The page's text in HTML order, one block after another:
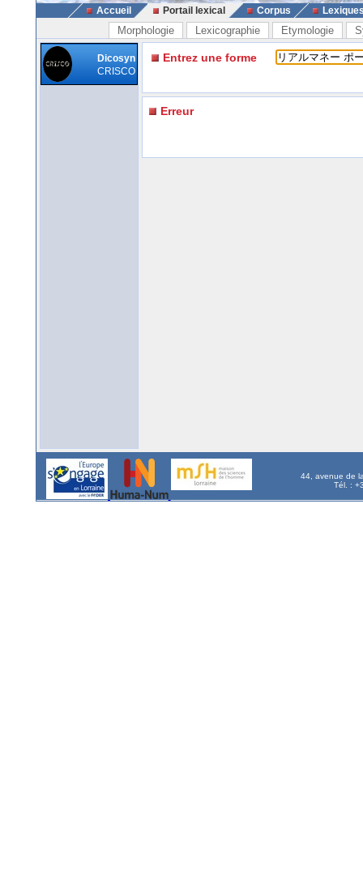
Accueil Portail lexical Corpus
Morphologie Lexicographie Etymologie
Dicosyn
CRISCO
Entrez une forme
Erreur
44, avenue de
Tél. :